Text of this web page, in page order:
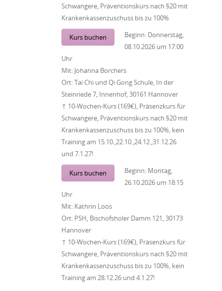
Schwangere, Präventionskurs nach §20 mit
Krankenkassenzuschuss bis zu 100%
Kurs buchen Beginn: Donnerstag,
08.10.2026 um 17:00
Uhr
Mit: Johanna Borchers
Ort:Tai Chi und Qi Gong Schule, In der
Steinriede 7, Innenhof, 30161 Hannover
↑ 10-Wochen-Kurs (169€), Präsenzkurs für
Schwangere, Präventionskurs nach §20 mit
Krankenkassenzuschuss bis zu 100%, kein
Training am 15.10.,22.10.,24.12.,31.12.26
und 7.1.27!
Kurs buchen Beginn: Montag,
26.10.2026 um 18:15
Uhr
Mit: Kathrin Loos
Ort: PSH, Bischofsholer Damm 121, 30173
Hannover
↑ 10-Wochen-Kurs (169€), Präsenzkurs für
Schwangere, Präventionskurs nach §20 mit
Krankenkassenzuschuss bis zu 100%, kein
Training am 28.12.26 und 4.1.27!